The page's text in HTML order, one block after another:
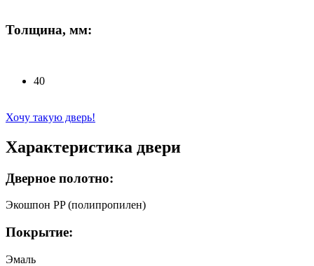
Толщина, мм:
40
Хочу такую дверь!
Характеристика двери
Дверное полотно:
Экошпон PP (полипропилен)
Покрытие:
Эмаль